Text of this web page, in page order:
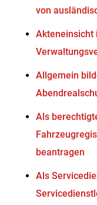
von
Akteneinsicht
Allgemein
Als
beantragen
Als